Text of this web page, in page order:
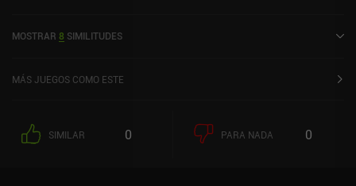
Store de iOS.
MOSTRAR 8 SIMILITUDES
MÁS JUEGOS COMO ESTE
SIMILAR 0 PARA NADA 0